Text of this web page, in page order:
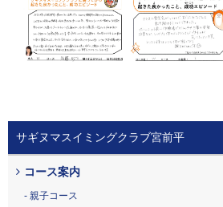
サギヌマスイミングクラブ宮前平
コース案内
親子コース